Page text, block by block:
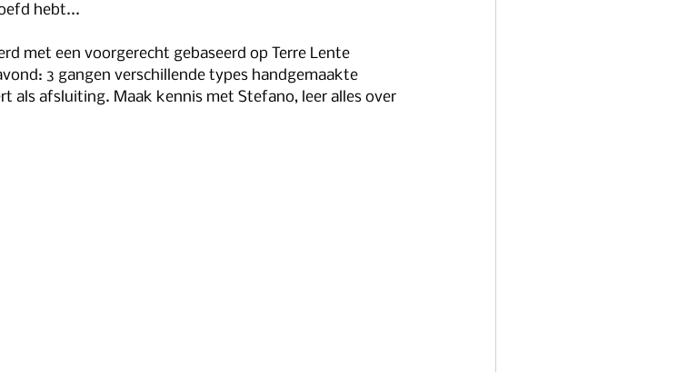
hebt...
met een voorgerecht gebaseerd op Terre Lente
3 gangen verschillende types handgemaakte
als afsluiting. Maak kennis met Stefano, leer alles over